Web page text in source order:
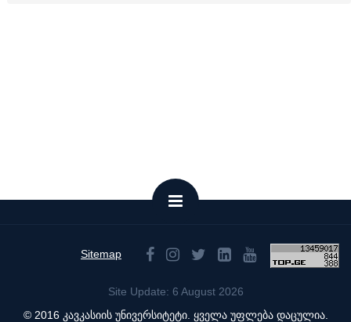
Sitemap
Site Update: 6 August 2026
© 2016 კავკასიის უნივერსიტეტი. ყველა უფლება დაცულია.